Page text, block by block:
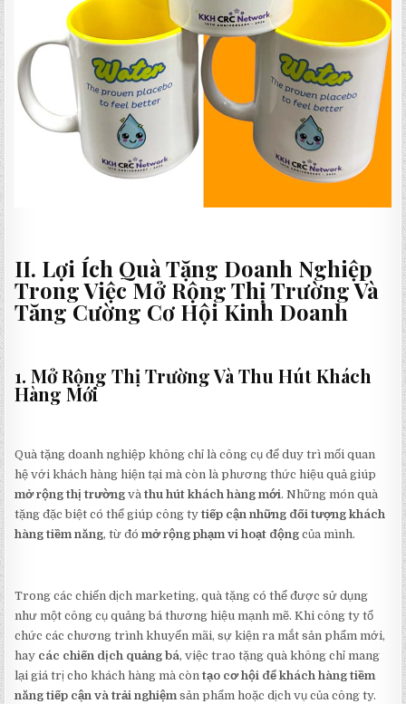
II. Lợi Ích Quà Tặng Doanh Nghiệp
Trong Việc Mở Rộng Thị Trường Và
Tăng Cường Cơ Hội Kinh Doanh
1. Mở Rộng Thị Trường Và Thu Hút Khách
Hàng Mới
Quà tặng doanh nghiệp không chỉ là công cụ để duy trì mối quan
hệ với khách hàng hiện tại mà còn là phương thức hiệu quả giúp
mở rộng thị trường vàthu hút khách hàng mới. Những món quà
tặng đặc biệt có thể giúp công tytiếp cận những đối tượng khách
hàng tiềm năng, từ đómở rộng phạm vi hoạt động của mình.
Trong các chiến dịch marketing, quà tặng có thể được sử dụng
như một công cụ quảng bá thương hiệu mạnh mẽ. Khi công ty tổ
chức các chương trình khuyến mãi, sự kiện ra mắt sản phẩm mới,
hay các chiến dịch quảng bá, việc trao tặng quà không chỉ mang
lại giá trị cho khách hàng mà còntạo cơ hội để khách hàng tiềm
năng tiếp cận và trải nghiệm sản phẩm hoặc dịch vụ của công ty.